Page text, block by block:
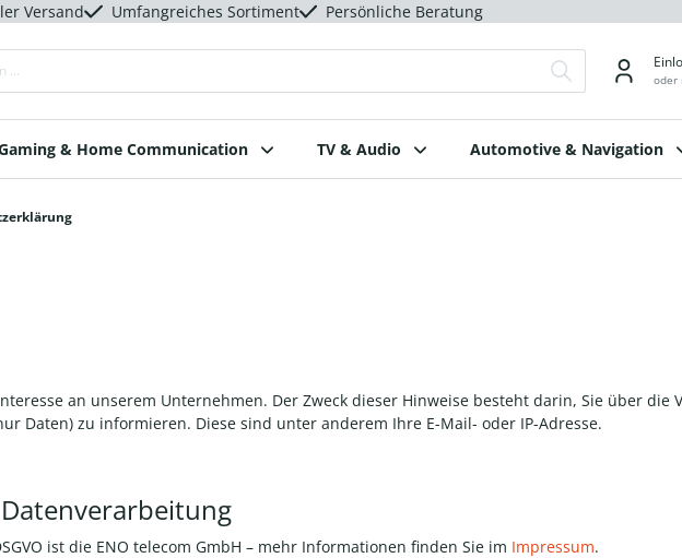
Versand Umfangreiches Sortiment Persönliche Beratung
oder
& Home Communication TV & Audio Automotive & Navigation
an unserem Unternehmen. Der Zweck dieser Hinweise besteht darin, Sie über die
Daten) zu informieren. Diese sind unter anderem Ihre E-Mail- oder IP-Adresse.
ist die ENO telecom GmbH – mehr Informationen finden Sie im Impressum.